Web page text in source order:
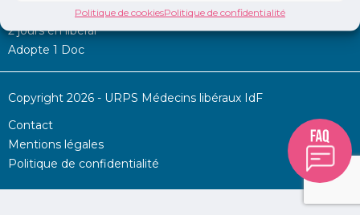
Politique de cookiesPolitique de confidentialité
2 jours en libéral
Adopte 1 Doc
Copyright 2026 - URPS Médecins libéraux IdF
Contact
Mentions légales
Politique de confidentialité